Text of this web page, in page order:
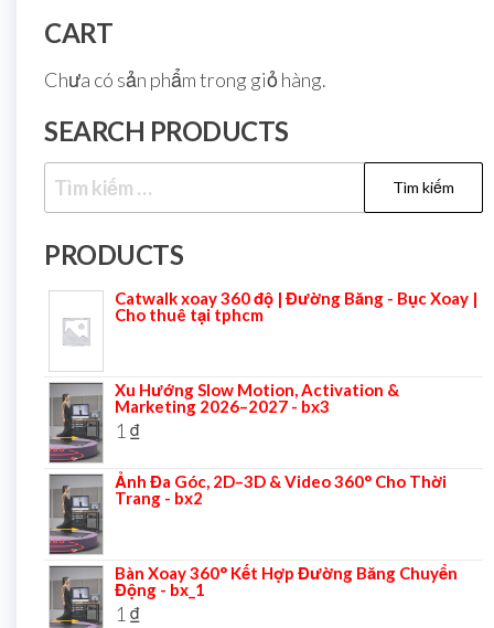
CART
Chưa có sản phẩm trong giỏ hàng.
SEARCH PRODUCTS
PRODUCTS
Catwalk xoay 360 độ | Đường Băng - Bục Xoay |
Cho thuê tại tphcm
Xu Hướng Slow Motion, Activation &
Marketing 2026–2027 - bx3
1 ₫
Ảnh Đa Góc, 2D–3D & Video 360° Cho Thời
Trang - bx2
Bàn Xoay 360° Kết Hợp Đường Băng Chuyển
Động - bx_1
1 ₫